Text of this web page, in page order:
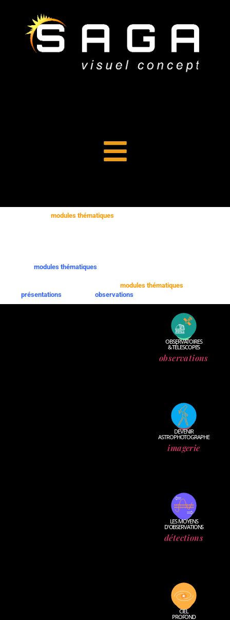
modules thématiques
modules thématiques
modules thématiques
présentations
observations
OBSERVATOIRES
& TÉLESCOPES
observations
DEVENIR
ASTROPHOTOGRAPHE
imagerie
LES MOYENS
D'OBSERVATIONS
détections
CIEL
PROFOND